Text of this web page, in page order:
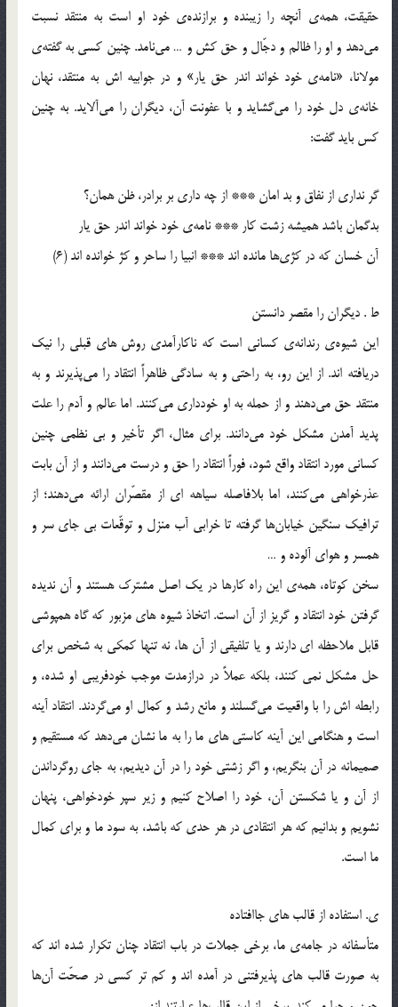
حقیقت، همه‌ی آنچه را زیبنده و برازنده‌ی خود او است به منتقد نسبت
می‌دهد و او را ظالم و دجّال و حق کش و … می‌نامد. چنین کسی به گفته‌ی
مولانا، «نامه‌ی خود خواند اندر حق یار» و در جوابیه اش به منتقد، نهان
خانه‌ی دل خود را می‌گشاید و با عفونت آن، دیگران را می‌آلاید. به چنین
کس باید گفت:
گر نداری از نفاق و بد امان *** از چه داری بر برادر، ظن همان؟
بدگمان باشد همیشه زشت کار *** نامه‌ی خود خواند اندر حق یار
آن خسان که در کژی‌ها مانده اند *** انبیا را ساحر و کژ خوانده اند (6)
ط . دیگران را مقصر دانستن
این شیوه‌ی رندانه‌ی کسانی است که ناکارآمدی روش های قبلی را نیک
دریافته اند. از این رو، به راحتی و به سادگی ظاهراً انتقاد را می‌پذیرند و به
منتقد حق می‌دهند و از حمله به او خودداری می‌کنند. اما عالم و آدم را علت
پدید آمدن مشکل خود می‌دانند. برای مثال، اگر تأخیر و بی نظمی چنین
کسانی مورد انتقاد واقع شود، فوراً انتقاد را حق و درست می‌دانند و از آن بابت
عذرخواهی می‌کنند، اما بلافاصله سیاهه ای از مقصّران ارائه می‌دهند؛ از
ترافیک سنگین خیابان‌ها گرفته تا خرابی آب منزل و توقّعات بی جای سر و
همسر و هوای آلوده و …
سخن کوتاه، همه‌ی این راه کارها در یک اصل مشترک هستند و آن ندیده
گرفتن خود انتقاد و گریز از آن است. اتخاذ شیوه های مزبور که گاه همپوشی
قابل ملاحظه ای دارند و یا تلفیقی از آن ها، نه تنها کمکی به شخص برای
حل مشکل نمی کنند، بلکه عملاً در درازمدت موجب خودفریبی او شده، و
رابطه اش را با واقعیت می‌گسلند و مانع رشد و کمال او می‌گردند. انتقاد آینه
است و هنگامی این آینه کاستی های ما را به ما نشان می‌دهد که مستقیم و
صمیمانه در آن بنگریم، و اگر زشتی خود را در آن دیدیم، به جای روگرداندن
از آن و یا شکستن آن، خود را اصلاح کنیم و زیر سپر خودخواهی، پنهان
نشویم و بدانیم که هر انتقادی در هر حدی که باشد، به سود ما و برای کمال
ما است.
ی. استفاده از قالب های جاافتاده
متأسفانه در جامه‌ی ما، برخی جملات در باب انتقاد چنان تکرار شده اند که
به صورت قالب های پذیرفتنی در آمده اند و کم تر کسی در صحّت آن‌ها